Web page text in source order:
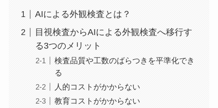
AIによる外観検査とは？
目視検査からAIによる外観検査へ移行す
る3つのメリット
検査品質や工数のばらつきを平準化でき
る
人的コストがかからない
教育コストがかからない